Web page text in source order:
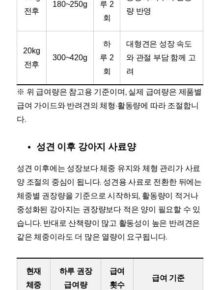
전후
180~250g
루 2
회
량 반영
20kg
전후
300~420g
하
루 2
회
대형견은 성장 속도
와 관절 부담 함께 고
려
※ 위 급여량은 참고용 기준이며, 실제 급여량은 제품별
급여 가이드와 반려견의 체형·활동량에 따라 조절합니
다.
성견 이후 강아지 사료양
성견 이후에는 성장보다 체중 유지와 체형 관리가 사료
양 조절의 중심이 됩니다. 성견용 사료로 전환한 뒤에는
체중별 권장량을 기준으로 시작하되, 활동량이 적거나
중성화된 강아지는 권장량보다 적은 양이 필요할 수 있
습니다. 반대로 산책량이 많고 활동성이 높은 반려견은
같은 체중이라도 더 많은 열량이 요구됩니다.
현재
체중
하루 권장
급여량
급여
횟수
급여 기준